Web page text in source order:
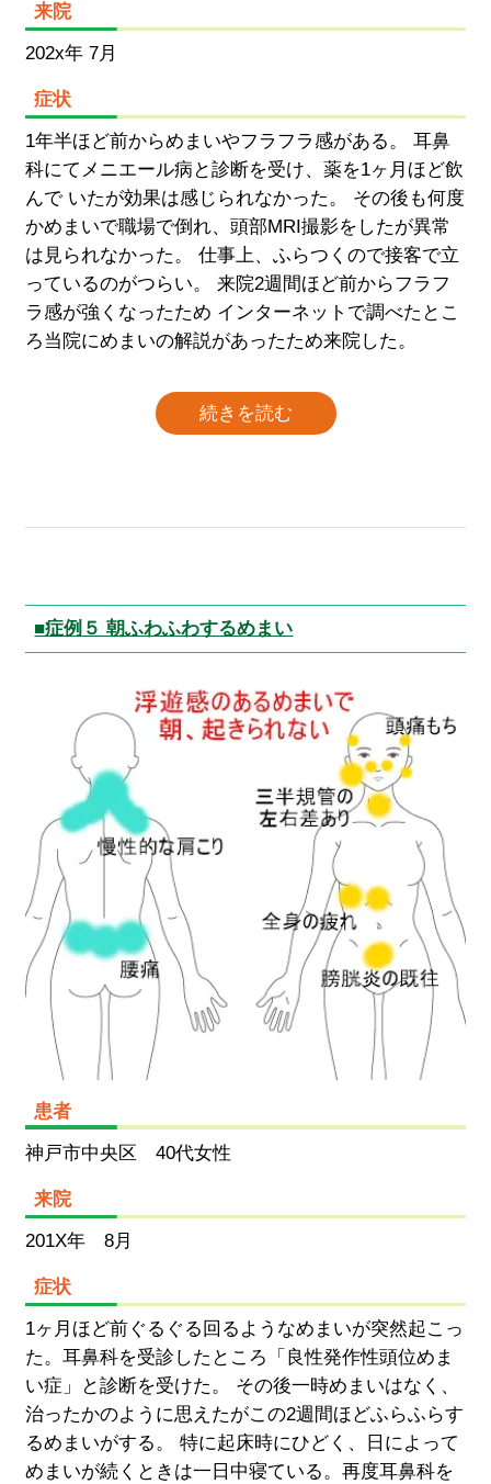
来院
202x年 7月
症状
1年半ほど前からめまいやフラフラ感がある。 耳鼻
科にてメニエール病と診断を受け、薬を1ヶ月ほど飲
んで いたが効果は感じられなかった。 その後も何度
かめまいで職場で倒れ、頭部MRI撮影をしたが異常
は見られなかった。 仕事上、ふらつくので接客で立
っているのがつらい。 来院2週間ほど前からフラフ
ラ感が強くなったため インターネットで調べたとこ
ろ当院にめまいの解説があったため来院した。
続きを読む
■症例５ 朝ふわふわするめまい
患者
神戸市中央区 40代女性
来院
201X年 8月
症状
1ヶ月ほど前ぐるぐる回るようなめまいが突然起こっ
た。耳鼻科を受診したところ「良性発作性頭位めま
い症」と診断を受けた。 その後一時めまいはなく、
治ったかのように思えたがこの2週間ほどふらふらす
るめまいがする。 特に起床時にひどく、日によって
めまいが続くときは一日中寝ている。再度耳鼻科を